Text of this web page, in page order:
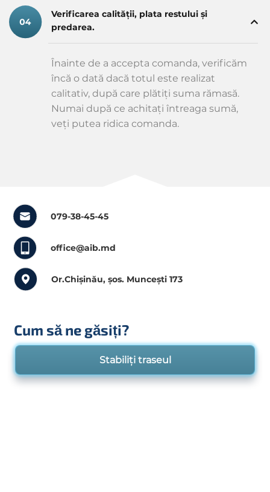
Verificarea calității, plata restului și
predarea.
Înainte de a accepta comanda, verificăm
încă o dată dacă totul este realizat
calitativ, după care plătiți suma rămasă.
Numai după ce achitați întreaga sumă,
veți putea ridica comanda.
079-38-45-45
office@aib.md
Or.Chișinău, șos. Muncești 173
Cum să ne găsiți?
Stabiliți traseul